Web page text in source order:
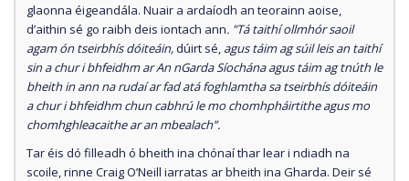
glaonna éigeandála. Nuair a ardaíodh an teorainn aoise,
d’aithin sé go raibh deis iontach ann. "Tá taithí ollmhór saoil
agam ón tseirbhís dóiteáin,dúirt sé, agus táim ag súil leis an taithí
sin a chur i bhfeidhm ar An nGarda Síochána agus táim ag tnúth le
bheith in ann na rudaí ar fad atá foghlamtha sa tseirbhís dóiteáin
a chur i bhfeidhm chun cabhrú le mo chomhpháirtithe agus mo
chomhghleacaithe ar an mbealach”.
Tar éis dó filleadh ó bheith ina chónaí thar lear i ndiadh na
scoile, rinne Craig O’Neill iarratas ar bheith ina Gharda. Deir sé